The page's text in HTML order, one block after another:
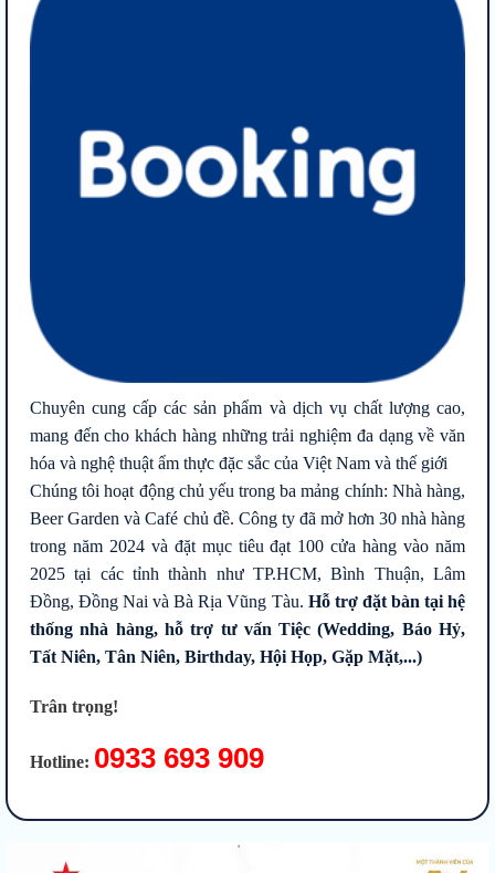
Chuyên cung cấp các sản phẩm và dịch vụ chất lượng cao,
mang đến cho khách hàng những trải nghiệm đa dạng về văn
hóa và nghệ thuật ẩm thực đặc sắc của Việt Nam và thế giới
Chúng tôi hoạt động chủ yếu trong ba mảng chính: Nhà hàng,
Beer Garden và Café chủ đề. Công ty đã mở hơn 30 nhà hàng
trong năm 2024 và đặt mục tiêu đạt 100 cửa hàng vào năm
2025 tại các tỉnh thành như TP.HCM, Bình Thuận, Lâm
Đồng, Đồng Nai và Bà Rịa Vũng Tàu. Hỗ trợ đặt bàn tại hệ
thống nhà hàng, hỗ trợ tư vấn Tiệc (Wedding, Báo Hỷ,
Tất Niên, Tân Niên, Birthday, Hội Họp, Gặp Mặt,...)
Trân trọng!
Hotline: 0933 693 909